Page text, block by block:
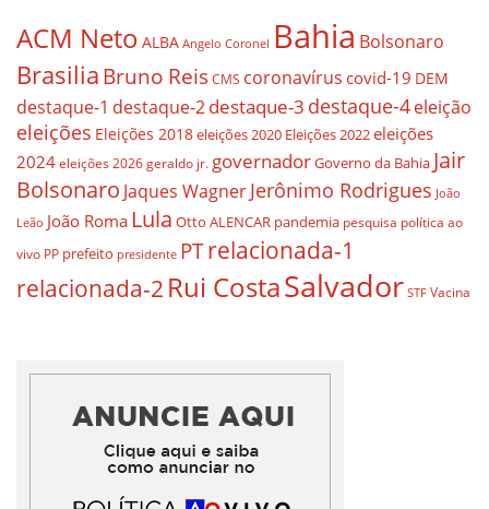
ACM Neto ALBA Angelo Coronel Bahia Bolsonaro
BrasiliaBruno ReisCMS coronavírus covid-19 DEM
destaque-1 destaque-2destaque-3 destaque-4eleição
eleições Eleições 2018eleições 2020 Eleições 2022eleições
2024 eleições 2026 geraldo jr. governadorGoverno da Bahia Jair
Bolsonaro Jaques WagnerJerônimo Rodrigues João
Leão João Roma Lula Otto ALENCAR pandemia pesquisa política ao
vivo PP prefeito presidente PTrelacionada-1
relacionada-2 Rui CostaSalvador STF Vacina